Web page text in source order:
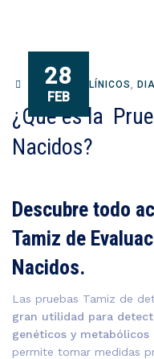
28
FEB
ANÁLISIS CLÍNICOS,
¿Qué es la
Nacidos?
Descubre todo
Tamiz de
Nacidos.
Las pruebas Tamiz de
gran utilidad para
genéticos y metabólicos
permite tomar medidas